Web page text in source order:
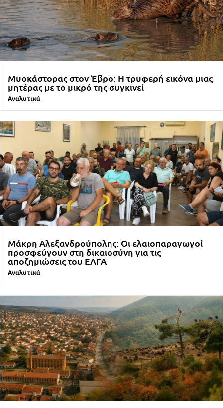
Μυοκάστορας στον Έβρο: Η τρυφερή εικόνα μιας
μητέρας με το μικρό της συγκινεί
Αναλυτικά
Μάκρη Αλεξανδρούπολης: Οι ελαιοπαραγωγοί
προσφεύγουν στη δικαιοσύνη για τις
αποζημιώσεις του ΕΛΓΑ
Αναλυτικά